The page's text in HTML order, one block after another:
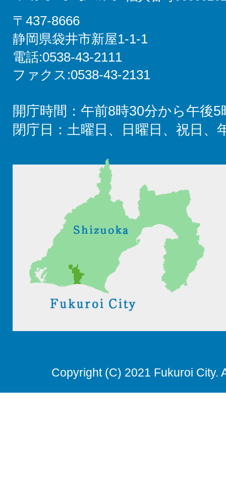
〒437-8666
静岡県袋井市新屋1-1-1
電話:0538-43-2111
ファクス:0538-43-2131
開庁時間：午前8時30分から午後5
閉庁日：土曜日、日曜日、祝日、
Copyright (C) 2021 Fukuroi City.